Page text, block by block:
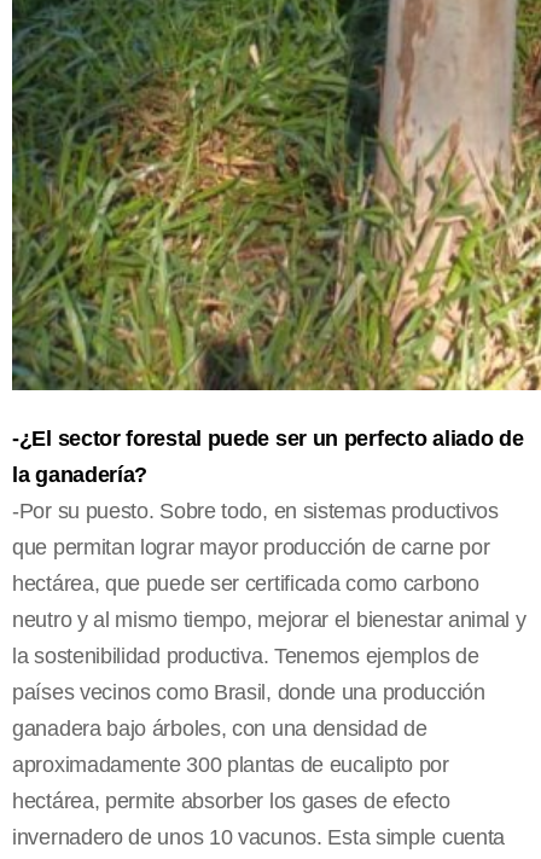
-¿El sector forestal puede ser un perfecto aliado de
la ganadería?
-Por su puesto. Sobre todo, en sistemas productivos
que permitan lograr mayor producción de carne por
hectárea, que puede ser certificada como carbono
neutro y al mismo tiempo, mejorar el bienestar animal y
la sostenibilidad productiva. Tenemos ejemplos de
países vecinos como Brasil, donde una producción
ganadera bajo árboles, con una densidad de
aproximadamente 300 plantas de eucalipto por
hectárea, permite absorber los gases de efecto
invernadero de unos 10 vacunos. Esta simple cuenta